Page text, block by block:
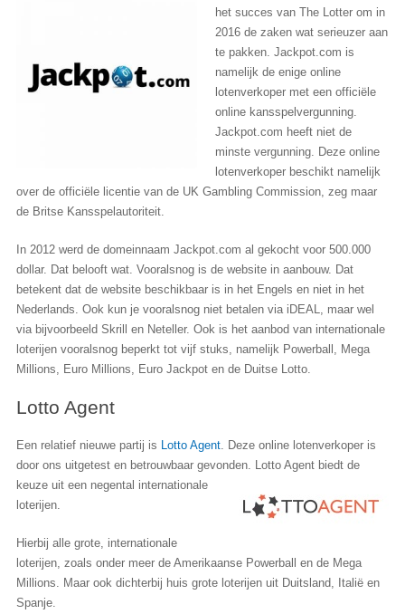
het succes van The Lotter om in
2016 de zaken wat serieuzer aan
te pakken. Jackpot.com is
namelijk de enige online
lotenverkoper met een officiële
online kansspelvergunning.
Jackpot.com heeft niet de
minste vergunning. Deze online
lotenverkoper beschikt namelijk
over de officiële licentie van de UK Gambling Commission, zeg maar
de Britse Kansspelautoriteit.
In 2012 werd de domeinnaam Jackpot.com al gekocht voor 500.000
dollar. Dat belooft wat. Vooralsnog is de website in aanbouw. Dat
betekent dat de website beschikbaar is in het Engels en niet in het
Nederlands. Ook kun je vooralsnog niet betalen via iDEAL, maar wel
via bijvoorbeeld Skrill en Neteller. Ook is het aanbod van internationale
loterijen vooralsnog beperkt tot vijf stuks, namelijk Powerball, Mega
Millions, Euro Millions, Euro Jackpot en de Duitse Lotto.
Lotto Agent
Een relatief nieuwe partij is Lotto Agent. Deze online lotenverkoper is
door ons uitgetest en betrouwbaar gevonden. Lotto Agent biedt de
keuze uit een negental internationale
loterijen.
Hierbij alle grote, internationale
loterijen, zoals onder meer de Amerikaanse Powerball en de Mega
Millions. Maar ook dichterbij huis grote loterijen uit Duitsland, Italië en
Spanje.